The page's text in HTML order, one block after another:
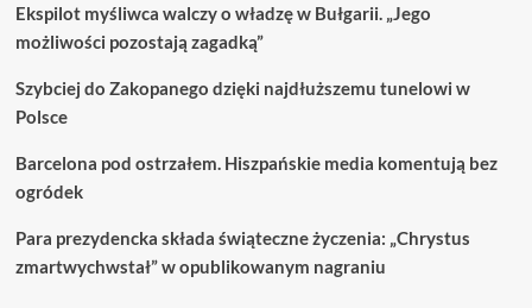
Ekspilot myśliwca walczy o władzę w Bułgarii. „Jego
możliwości pozostają zagadką”
Szybciej do Zakopanego dzięki najdłuższemu tunelowi w
Polsce
Barcelona pod ostrzałem. Hiszpańskie media komentują bez
ogródek
Para prezydencka składa świąteczne życzenia: „Chrystus
zmartwychwstał” w opublikowanym nagraniu